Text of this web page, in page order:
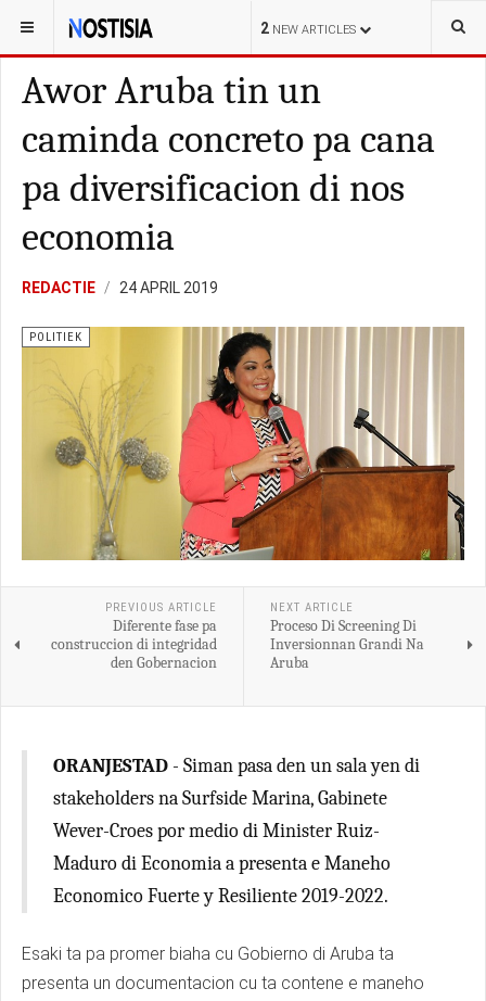
2 NEW ARTICLES
YOU ARE HERE: ARUBA
Awor Aruba tin un
caminda concreto pa cana
pa diversificacion di nos
economia
REDACTIE 24 APRIL 2019
POLITIEK
PREVIOUS ARTICLE
Diferente fase pa
construccion di integridad
den Gobernacion
NEXT ARTICLE
Proceso Di Screening Di
Inversionnan Grandi Na
Aruba
ORANJESTAD - Siman pasa den un sala yen di
stakeholders na Surfside Marina, Gabinete
Wever-Croes por medio di Minister Ruiz-
Maduro di Economia a presenta e Maneho
Economico Fuerte y Resiliente 2019-2022.
Esaki ta pa promer biaha cu Gobierno di Aruba ta
presenta un documentacion cu ta contene e maneho